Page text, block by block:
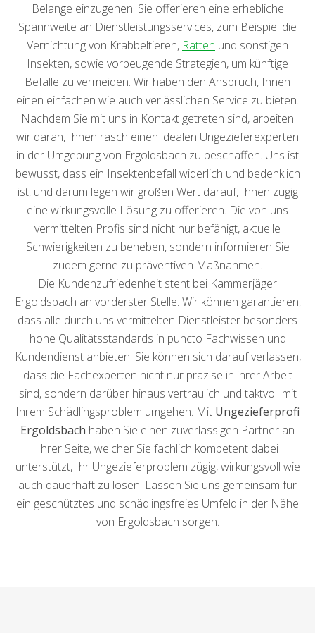
Belange einzugehen. Sie offerieren eine erhebliche
Spannweite an Dienstleistungsservices, zum Beispiel die
Vernichtung von Krabbeltieren, Ratten und sonstigen
Insekten, sowie vorbeugende Strategien, um künftige
Befälle zu vermeiden. Wir haben den Anspruch, Ihnen
einen einfachen wie auch verlässlichen Service zu bieten.
Nachdem Sie mit uns in Kontakt getreten sind, arbeiten
wir daran, Ihnen rasch einen idealen Ungezieferexperten
in der Umgebung von Ergoldsbach zu beschaffen. Uns ist
bewusst, dass ein Insektenbefall widerlich und bedenklich
ist, und darum legen wir großen Wert darauf, Ihnen zügig
eine wirkungsvolle Lösung zu offerieren. Die von uns
vermittelten Profis sind nicht nur befähigt, aktuelle
Schwierigkeiten zu beheben, sondern informieren Sie
zudem gerne zu präventiven Maßnahmen.
Die Kundenzufriedenheit steht bei Kammerjäger
Ergoldsbach an vorderster Stelle. Wir können garantieren,
dass alle durch uns vermittelten Dienstleister besonders
hohe Qualitätsstandards in puncto Fachwissen und
Kundendienst anbieten. Sie können sich darauf verlassen,
dass die Fachexperten nicht nur präzise in ihrer Arbeit
sind, sondern darüber hinaus vertraulich und taktvoll mit
Ihrem Schädlingsproblem umgehen. Mit Ungezieferprofi
Ergoldsbach haben Sie einen zuverlässigen Partner an
Ihrer Seite, welcher Sie fachlich kompetent dabei
unterstützt, Ihr Ungezieferproblem zügig, wirkungsvoll wie
auch dauerhaft zu lösen. Lassen Sie uns gemeinsam für
ein geschütztes und schädlingsfreies Umfeld in der Nähe
von Ergoldsbach sorgen.